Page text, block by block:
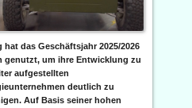
hat das Geschäftsjahr 2025/2026
genutzt, um ihre Entwicklung zu
aufgestellten
deutlich zu
Auf Basis seiner hohen